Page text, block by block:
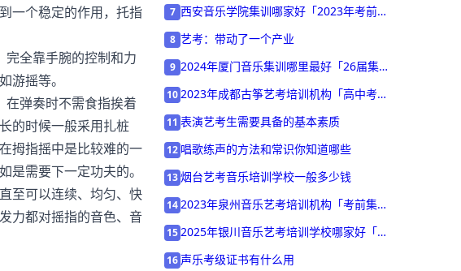
一个稳定的作用，托指
全靠手腕的控制和力
游摇等。
弹奏时不需食指挨着
的时候一般采用扎桩
拇指摇中是比较难的一
需要下一定功夫的。
至可以连续、均匀、快
力都对摇指的音色、音
7 西安音乐学院集训哪家好「2023年考前集
8 艺考：带动了一个产业
9 2024年厦门音乐集训哪里最好「26届集
102023年成都古筝艺考培训机构「高中考前
11 表演艺考生需要具备的基本素质
12 唱歌练声的方法和常识你知道哪些
13烟台艺考音乐培训学校一般多少钱
142023年泉州音乐艺考培训机构「考前集训
152025年银川音乐艺考培训学校哪家好「考
16 声乐考级证书有什么用